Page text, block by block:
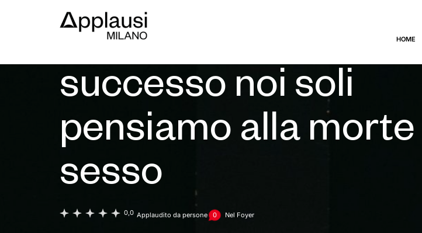
HOME
Beati voi che
successo noi soli
pensiamo alla morte
sesso
0,0 Applaudito da persone 0 Nel Foyer